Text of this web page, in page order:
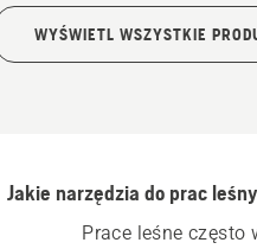
WYŚWIETL WSZYSTKIE
Jakie narzędzia do prac
Prace leśne często